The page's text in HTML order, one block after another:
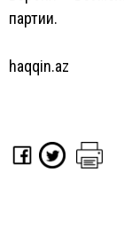
партии.
haqqin.az